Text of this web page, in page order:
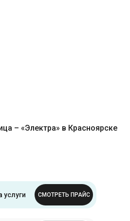
– «Электра» в Красноярске
услуги СМОТРЕТЬ ПРАЙС